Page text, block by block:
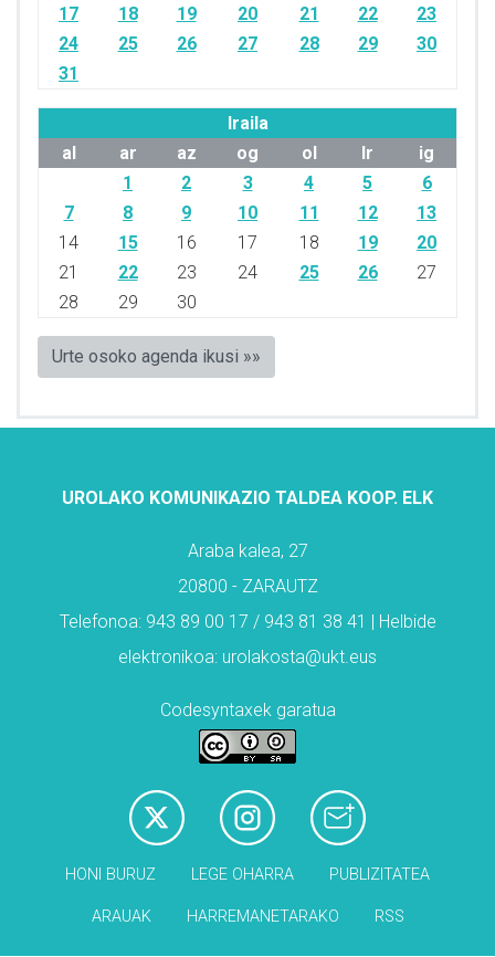
17
18 19 20 21 22
23
24
25 26 27 28 29
30
31
Iraila
al
ar az og ol lr
ig
1
2 3 4 5
6
7
8 9 10 11 12
13
14
15 16 17 18 19
20
21
22 23 24 25 26
27
28
29 30
Urte osoko agenda ikusi »»
UROLAKO KOMUNIKAZIO TALDEA KOOP. ELK
Araba kalea, 27
20800 - ZARAUTZ
Telefonoa: 943 89 00 17 / 943 81 38 41 | Helbide
elektronikoa: urolakosta@ukt.eus
Codesyntaxek garatua
HONI BURUZ LEGE OHARRA PUBLIZITATEA
ARAUAK HARREMANETARAKO RSS